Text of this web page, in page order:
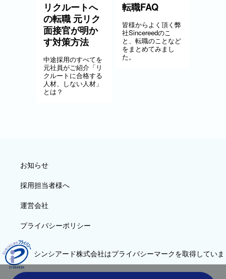
リクルートへ
の転職 元リク
面接官が明か
す対策方法
中途採用のすべてを
元社員がご紹介「リ
クルートに合格する
人材、しない人材」
とは？
転職FAQ
皆様からよく頂く弊
社Sincereedのこ
と、転職のことなど
をまとめてみまし
た。
お知らせ
採用担当者様へ
運営会社
プライバシーポリシー
シンシアード株式会社はプライバシーマークを取得していま